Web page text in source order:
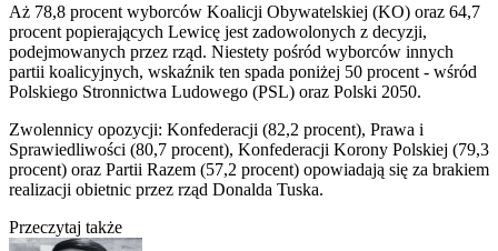
Aż 78,8 procent wyborców Koalicji Obywatelskiej (KO) oraz 64,7
procent popierających Lewicę jest zadowolonych z decyzji,
podejmowanych przez rząd. Niestety pośród wyborców innych
partii koalicyjnych, wskaźnik ten spada poniżej 50 procent - wśród
Polskiego Stronnictwa Ludowego (PSL) oraz Polski 2050.
Zwolennicy opozycji: Konfederacji (82,2 procent), Prawa i
Sprawiedliwości (80,7 procent), Konfederacji Korony Polskiej (79,3
procent) oraz Partii Razem (57,2 procent) opowiadają się za brakiem
realizacji obietnic przez rząd Donalda Tuska.
Przeczytaj także